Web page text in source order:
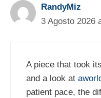
RandyMiz
3 Agosto 2026
A piece that took
and a look at
patient pace, the